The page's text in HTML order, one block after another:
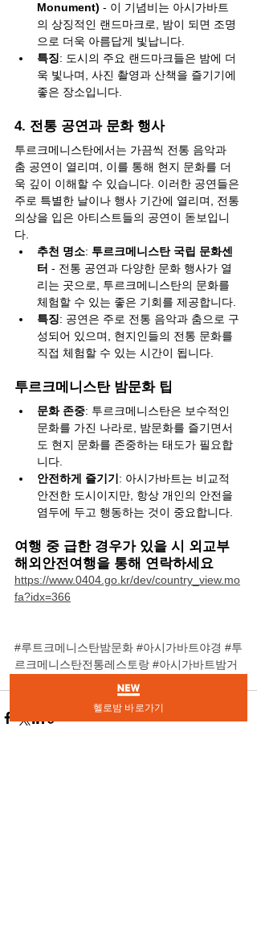
Monument) - 이 기념비는 아시가바트
의 상징적인 랜드마크로, 밤이 되면 조명
으로 더욱 아름답게 빛납니다.
특징: 도시의 주요 랜드마크들은 밤에 더
욱 빛나며, 사진 촬영과 산책을 즐기기에
좋은 장소입니다.
4. 전통 공연과 문화 행사
투르크메니스탄에서는 가끔씩 전통 음악과
춤 공연이 열리며, 이를 통해 현지 문화를 더
욱 깊이 이해할 수 있습니다. 이러한 공연들은
주로 특별한 날이나 행사 기간에 열리며, 전통
의상을 입은 아티스트들의 공연이 돋보입니
다.
추천 명소: 투르크메니스탄 국립 문화센
터 - 전통 공연과 다양한 문화 행사가 열
리는 곳으로, 투르크메니스탄의 문화를
체험할 수 있는 좋은 기회를 제공합니다.
특징: 공연은 주로 전통 음악과 춤으로 구
성되어 있으며, 현지인들의 전통 문화를
직접 체험할 수 있는 시간이 됩니다.
투르크메니스탄 밤문화 팁
문화 존중: 투르크메니스탄은 보수적인
문화를 가진 나라로, 밤문화를 즐기면서
도 현지 문화를 존중하는 태도가 필요합
니다.
안전하게 즐기기 : 아시가바트는 비교적
안전한 도시이지만, 항상 개인의 안전을
염두에 두고 행동하는 것이 중요합니다.
여행 중 급한 경우가 있을 시 외교부
해외안전여행을 통해 연락하세요
https://www.0404.go.kr/dev/country_view.mo
fa?idx=366
#루트크메니스탄밤문화 #아시가바트야경 #투
르크메니스탄전통레스토랑 #아시가바트밤거
#투르크메니스탄전통공연
헬로밤 바로가기